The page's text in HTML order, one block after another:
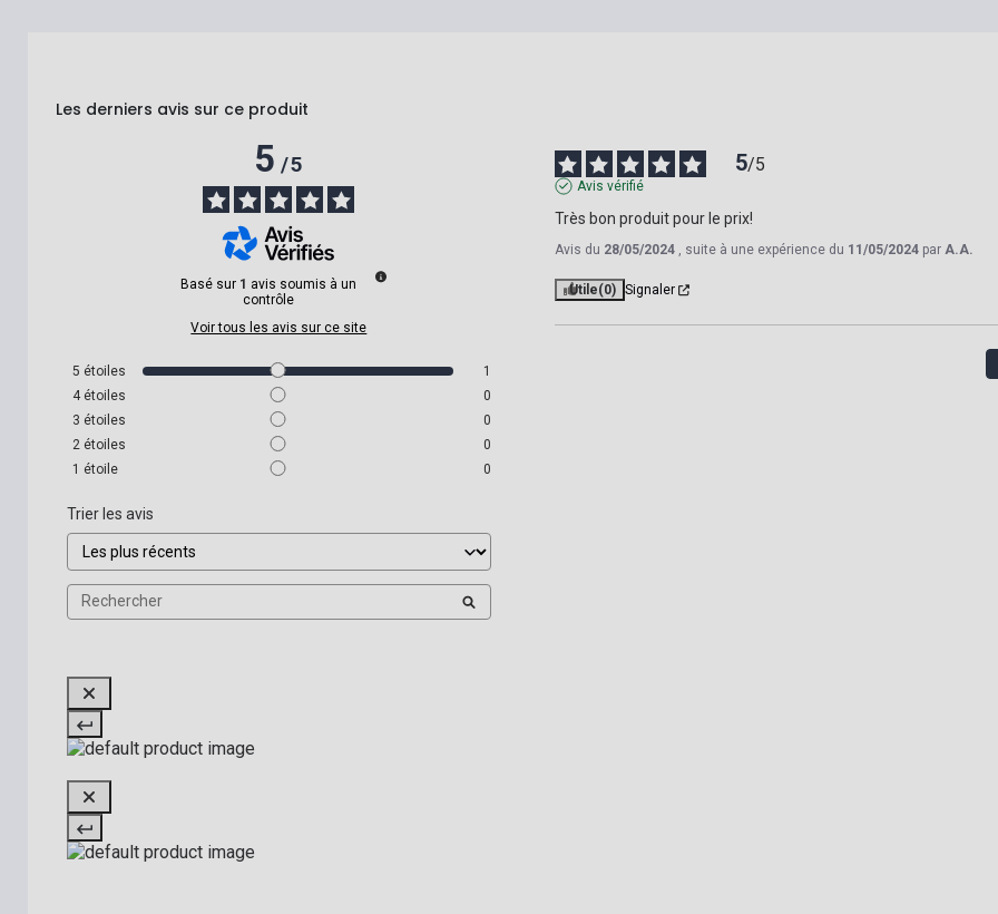
Les derniers avis sur ce produit
5/5
Basé sur 1 avis soumis à un
contrôle
Voir tous les avis sur ce site
5 étoiles
1
4 étoiles
0
3 étoiles
0
2 étoiles
0
1 étoile 0
Trier les avis
5/5
Avis vérifié
Très bon produit pour le prix!
Avis du 28/05/2024 , suite à une expérience du 11/05/2024 par A.A.
Utile(0) Signaler